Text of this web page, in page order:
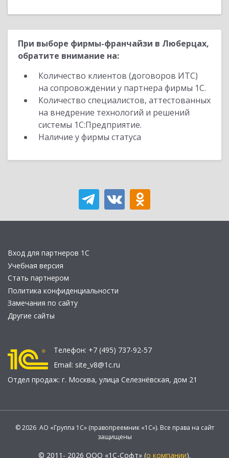
При выборе фирмы-франчайзи в Люберцах,
обратите внимание на:
Количество клиентов (договоров ИТС)
на сопровождении у партнера фирмы 1С.
Количество специалистов, аттестованных
на внедрение технологий и решений
системы 1С:Предприятие.
Наличие у фирмы статуса
Вход для партнеров 1С
Учебная версия
Стать партнером
Политика конфиденциальности
Замечания по сайту
Другие сайты
Телефон: +7 (495) 737-92-57
Email: site_v8@1c.ru
Отдел продаж: г. Москва, улица Селезнёвская, дом 21
© 2026 АО «Группа 1С» (правопреемник «1С»). Все права на сайт
защищены
© 2011- 2026 ООО «1С-Софт» (о компании).